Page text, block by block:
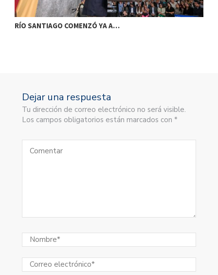
RÍO SANTIAGO COMENZÓ YA A…
Dejar una respuesta
Tu dirección de correo electrónico no será visible.
Los campos obligatorios están marcados con *